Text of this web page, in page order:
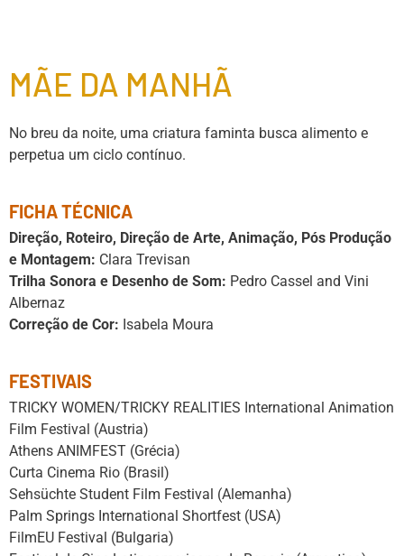
MÃE DA MANHÃ
No breu da noite, uma criatura faminta busca alimento e
perpetua um ciclo contínuo.
FICHA TÉCNICA
Direção, Roteiro, Direção de Arte, Animação, Pós Produção
e Montagem: Clara Trevisan
Trilha Sonora e Desenho de Som: Pedro Cassel and Vini
Albernaz
Correção de Cor: Isabela Moura
FESTIVAIS
TRICKY WOMEN/TRICKY REALITIES International Animation
Film Festival (Austria)
Athens ANIMFEST (Grécia)
Curta Cinema Rio (Brasil)
Sehsüchte Student Film Festival (Alemanha)
Palm Springs International Shortfest (USA)
FilmEU Festival (Bulgaria)